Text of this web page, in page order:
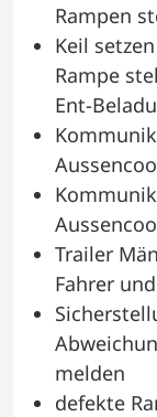
Rampen
Keil
Rampe
Ent-
Trailer
Fahrer
melden
defekte